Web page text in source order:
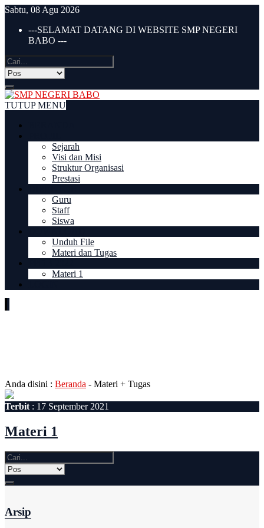
Sabtu, 08 Agu 2026
---SELAMAT DATANG DI WEBSITE SMP NEGERI
BABO ---
TUTUP MENU
Sejarah
Visi dan Misi
Struktur Organisasi
Prestasi
Guru
Staff
Siswa
Unduh File
Materi dan Tugas
Materi 1
Anda disini : Beranda - Materi + Tugas
Terbit : 17 September 2021
Materi 1
Arsip